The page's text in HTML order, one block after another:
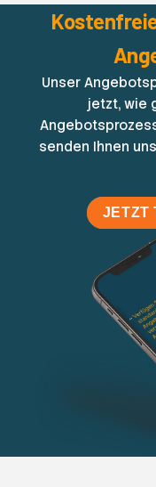
Unser
jetzt, wie
senden Ihnen
JETZT